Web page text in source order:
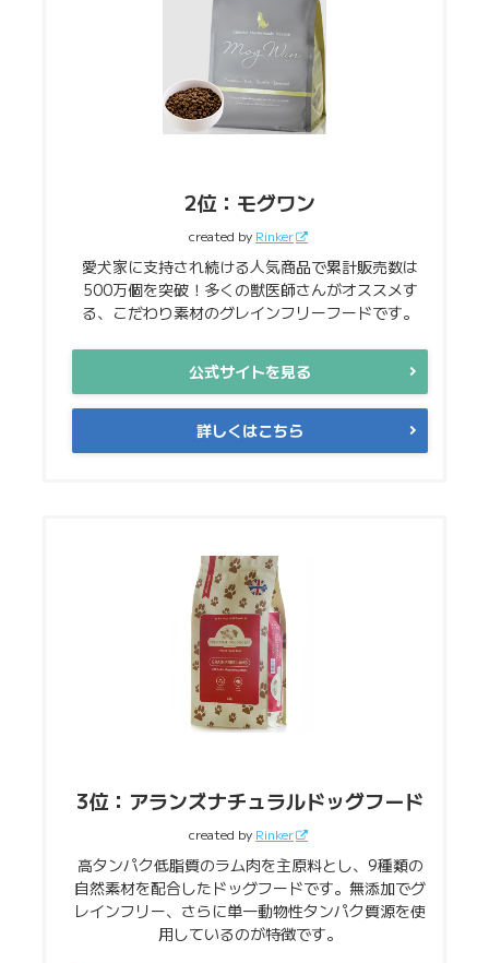
2位：モグワン
created by Rinker
愛犬家に支持され続ける人気商品で累計販売数は
500万個を突破！多くの獣医師さんがオススメす
る、こだわり素材のグレインフリーフードです。
公式サイトを見る
詳しくはこちら
3位：アランズナチュラルドッグフード
created by Rinker
高タンパク低脂質のラム肉を主原料とし、9種類の
自然素材を配合したドッグフードです。無添加でグ
レインフリー、さらに単一動物性タンパク質源を使
用しているのが特徴です。